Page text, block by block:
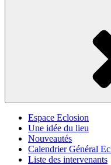
Espace Eclosion
Une idée du lieu
Nouveautés
Calendrier Général
Liste des intervenants